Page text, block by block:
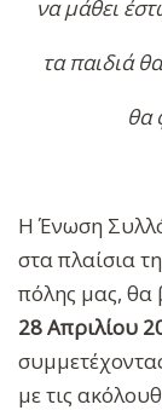
να μάθει
τα παιδιά
θα
Η Ένωση
στα πλαίσια
πόλης μας, θα
28 Απριλίου
με τις